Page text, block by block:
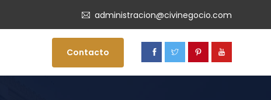
administracion@civinegocio.com
Contacto